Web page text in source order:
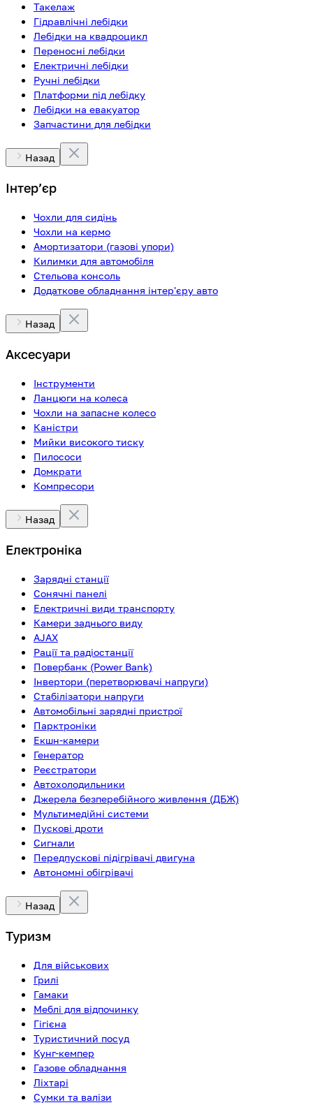
Такелаж
Гідравлічні лебідки
Лебідки на квадроцикл
Переносні лебідки
Електричні лебідки
Ручні лебідки
Платформи під лебідку
Лебідки на евакуатор
Запчастини для лебідки
Назад
Інтерʼєр
Чохли для сидінь
Чохли на кермо
Амортизатори (газові упори)
Килимки для автомобіля
Стельова консоль
Додаткове обладнання інтер'єру авто
Назад
Аксесуари
Інструменти
Ланцюги на колеса
Чохли на запасне колесо
Каністри
Мийки високого тиску
Пилососи
Домкрати
Компресори
Назад
Електроніка
Зарядні станції
Сонячні панелі
Електричні види транспорту
Камери заднього виду
AJAX
Рації та радіостанції
Повербанк (Power Bank)
Інвертори (перетворювачі напруги)
Стабілізатори напруги
Автомобільні зарядні пристрої
Парктроніки
Екшн-камери
Генератор
Реєстратори
Автохолодильники
Джерела безперебійного живлення (ДБЖ)
Мультимедійні системи
Пускові дроти
Сигнали
Передпускові підігрівачі двигуна
Автономні обігрівачі
Назад
Туризм
Для військових
Грилі
Гамаки
Меблі для відпочинку
Гігієна
Туристичний посуд
Кунг-кемпер
Газове обладнання
Ліхтарі
Сумки та валізи